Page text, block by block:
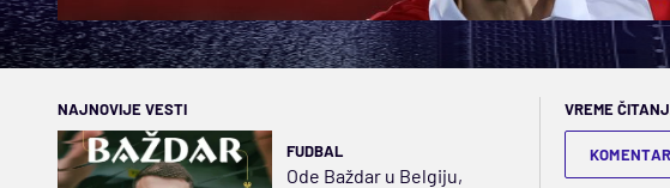
NAJNOVIJE VESTI
FUDBAL
Ode Baždar u Belgiju,
VREME